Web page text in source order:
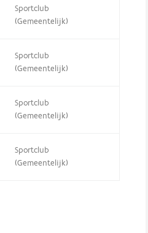
Sportclub
(Gemeentelijk)
Sportclub
(Gemeentelijk)
Sportclub
(Gemeentelijk)
Sportclub
(Gemeentelijk)